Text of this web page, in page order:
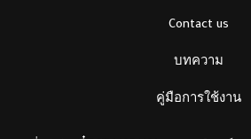
Contact us
บทความ
คู่มือการใช้งาน